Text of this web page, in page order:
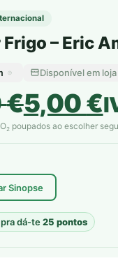
– Eric
Disponível em loja
€
€.
5,00€
2 poupados ao escolher
Sinopse
dá-te25 pontos
reais